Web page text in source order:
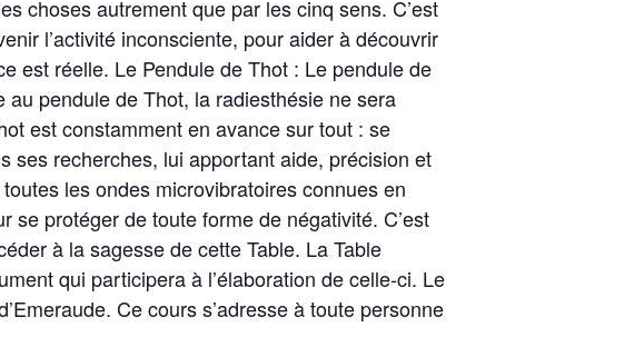
choses autrement que par les cinq sens. C’est
l’activité inconsciente, pour aider à découvrir
est réelle. Le Pendule de Thot : Le pendule de
pendule de Thot, la radiesthésie ne sera
est constamment en avance sur tout : se
ses recherches, lui apportant aide, précision et
les ondes microvibratoires connues en
protéger de toute forme de négativité. C’est
à la sagesse de cette Table. La Table
qui participera à l’élaboration de celle-ci. Le
Ce cours s’adresse à toute personne